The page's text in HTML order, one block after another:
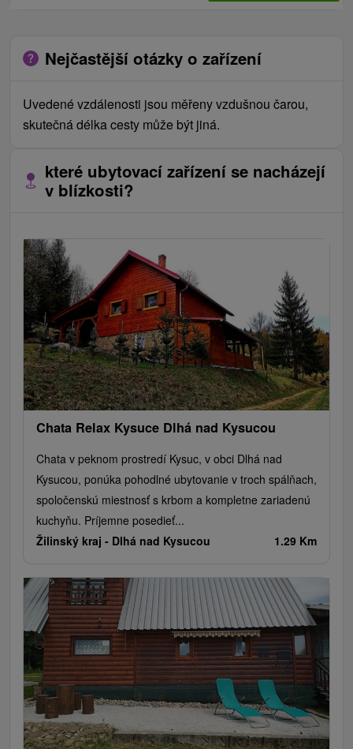
Nejčastější otázky o zařízení
Uvedené vzdálenosti jsou měřeny vzdušnou čarou,
skutečná délka cesty může být jiná.
které ubytovací zařízení se nacházejí
v blízkosti?
Chata Relax Kysuce Dlhá nad Kysucou
Chata v peknom prostredí Kysuc, v obci Dlhá nad
Kysucou, ponúka pohodlné ubytovanie v troch spálňach,
spoločenskú miestnosť s krbom a kompletne zariadenú
kuchyňu. Príjemne posedieť...
Žilinský kraj - Dlhá nad Kysucou 1.29 Km